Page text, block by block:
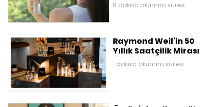
8 dakika okunma süresi
Raymond Weil'in 50
Yıllık Saatçilik Mirası
1 dakika okunma süresi